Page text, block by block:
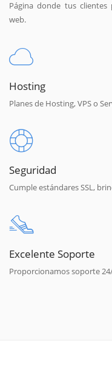
Página donde tus
web.
Hosting
Planes de Hosting, VPS o
Seguridad
Cumple estándares SSL,
Excelente Soporte
Proporcionamos soporte